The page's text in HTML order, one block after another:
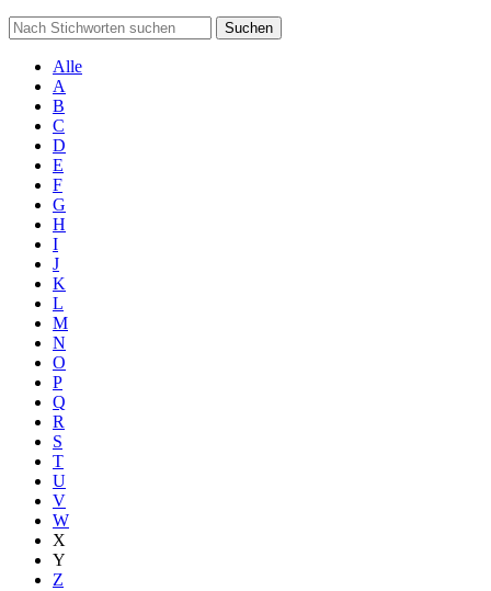
Suchen
Alle
A
B
C
D
E
F
G
H
I
J
K
L
M
N
O
P
Q
R
S
T
U
V
W
X
Y
Z